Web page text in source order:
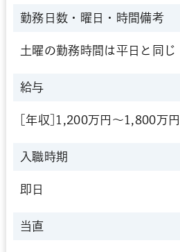
勤務日数・曜日・時間備考
土曜の勤務時間は平日と同じ
給与
[年収]1,200万円～1,800万円
入職時期
即日
当直